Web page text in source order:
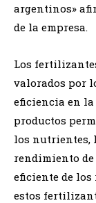
argentinos»
de la empresa.
Los
valorados por
eficiencia en
productos
los nutrientes,
rendimiento
eficiente de los
estos